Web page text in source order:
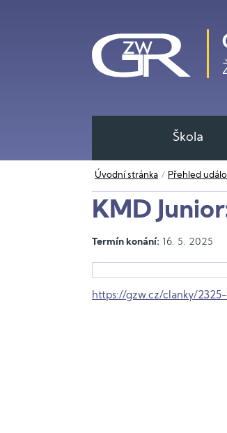
Škola
Úvodní stránka Přehled
KMD
Termín konání: 16. 5. 2025
https://gzw.cz/clanky/